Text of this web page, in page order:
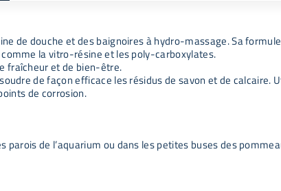
de douche et des baignoires à hydro-massage. Sa
la vitro-résine et les poly-carboxylates.
fraîcheur et de bien-être.
de façon efficace les résidus de savon et de calcaire.
de corrosion.
de l’aquarium ou dans les petites buses des